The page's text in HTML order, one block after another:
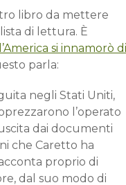
libro da mettere
di lettura. È
si innamorò di
parla:
negli Stati Uniti,
l’operato
dai documenti
che Caretto ha
proprio di
dal suo modo di